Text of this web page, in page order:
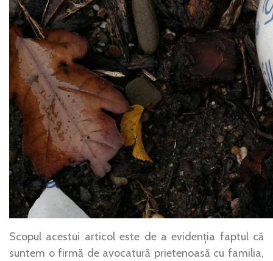
Scopul acestui articol este de a evidenția faptul că
suntem o firmă de avocatură prietenoasă cu familia,